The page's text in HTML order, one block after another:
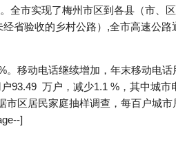
全市实现了梅州市区到各县（市、
省验收的乡村公路）,全市高速公
移动电话继续增加，年末移动电
93.49 万户，减少1.1 %，其中城
市区居民家庭抽样调查，每百户城
]